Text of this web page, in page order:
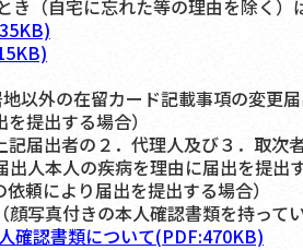
（自宅に忘れた等の理由を除く）
外の在留カード記載事項の変更届
提出する場合）
届出者の２．代理人及び３．取次
人本人の疾病を理由に届出を提出す
依頼により届出を提出する場合）
写真付きの本人確認書類を持って
確認書類について(PDF:470KB)